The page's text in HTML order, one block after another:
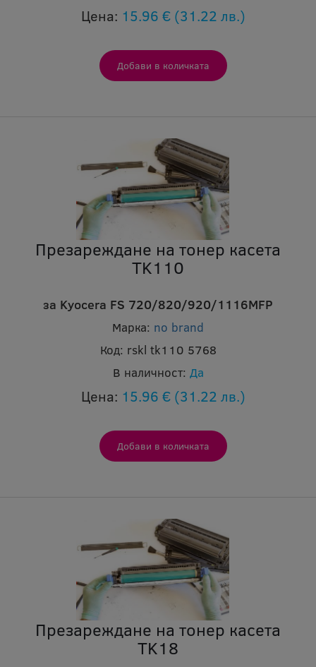
Цена: 15.96 € (31.22 лв.)
Презареждане на тонер касета
TK110
за Kyocera FS 720/820/920/1116MFP
Марка: no brand
Код: rskl tk110 5768
В наличност: Да
Цена: 15.96 € (31.22 лв.)
Презареждане на тонер касета
TK18